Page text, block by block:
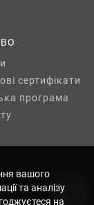
сертифікати
програма
вашого
та аналізу
на